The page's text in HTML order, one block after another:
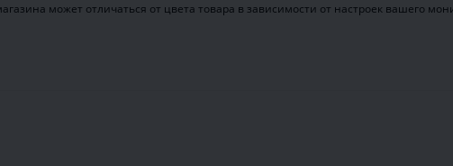
может отличаться от цвета товара в зависимости от настроек вашего